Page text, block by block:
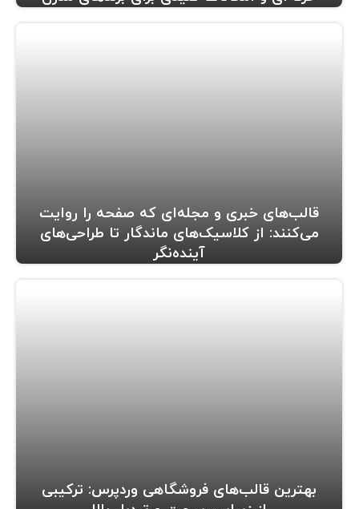
قالب‌های خبری و مجله‌ای که صفحه را روایت
می‌کنند: از کلاسیک‌های ماندگار تا طراحی‌های
آینده‌نگر
بهترین قالب‌های فروشگاهی وردپرس: ترکیبی